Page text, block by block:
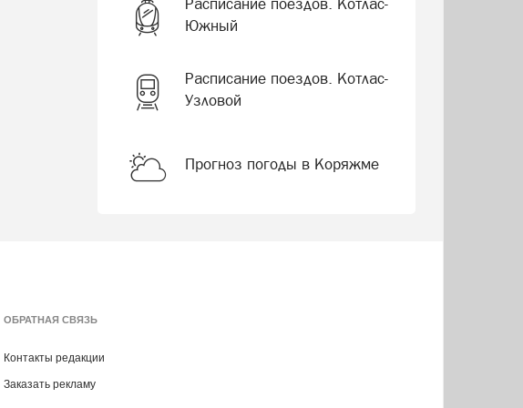
Южный
Расписание поездов. Котлас-
Узловой
Прогноз погоды в Коряжме
ОБРАТНАЯ СВЯЗЬ
Контакты редакции
Заказать рекламу